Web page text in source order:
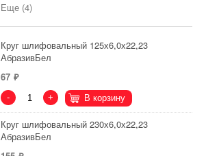
Еще (4)
Круг шлифовальный 125х6,0х22,23
АбразивБел
67
- + В корзину
Круг шлифовальный 230х6,0х22,23
АбразивБел